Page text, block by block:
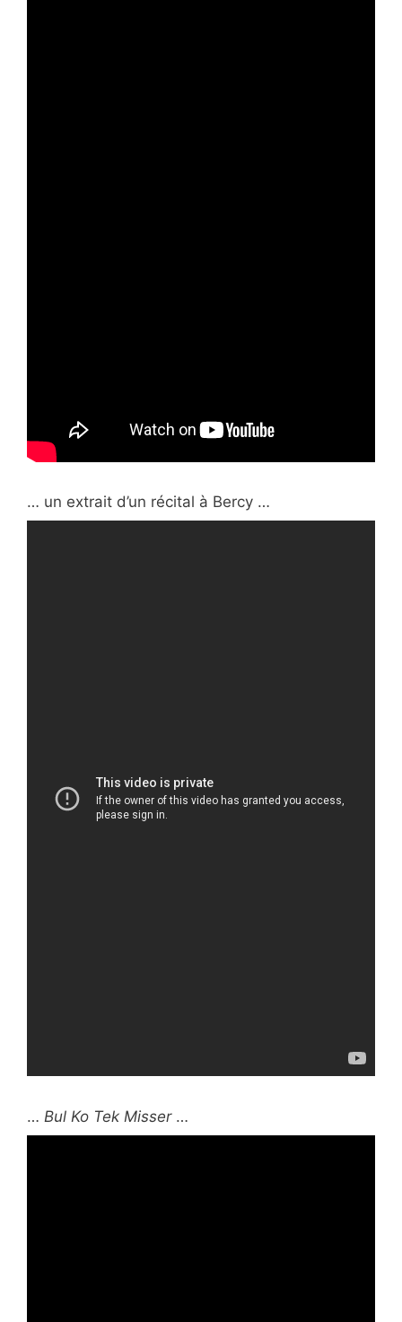
… un extrait d’un récital à Bercy …
… Bul Ko Tek Misser…